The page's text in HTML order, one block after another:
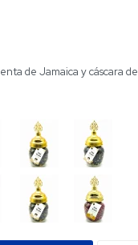
de Jamaica y cáscara de